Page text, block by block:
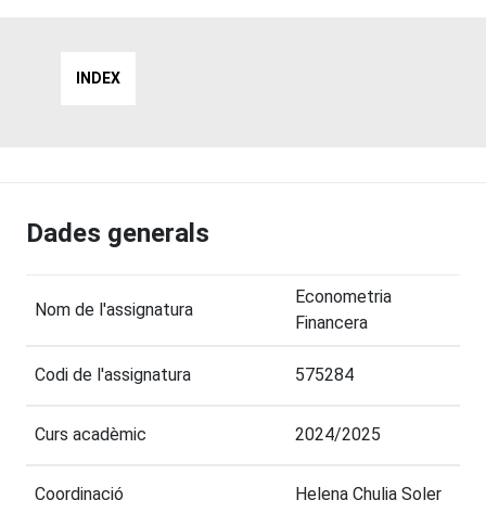
INDEX
Dades generals
Nom de l'assignatura
Econometria
Financera
Codi de l'assignatura 575284
Curs acadèmic 2024/2025
Coordinació Helena Chulia Soler